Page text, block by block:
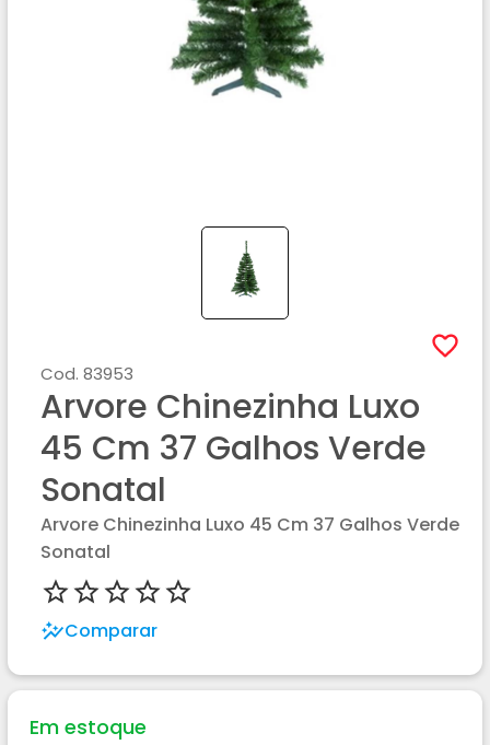
Cod. 83953
Arvore Chinezinha Luxo
45 Cm 37 Galhos Verde
Sonatal
Arvore Chinezinha Luxo 45 Cm 37 Galhos Verde
Sonatal
Comparar
Em estoque